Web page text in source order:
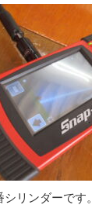
リンダーです。